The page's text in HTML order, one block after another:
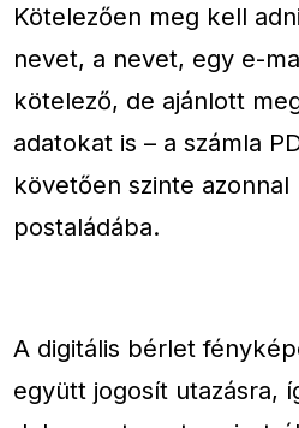
Kötelezően meg kell
nevet, a nevet, egy e-
kötelező, de ajánlott
adatokat is – a számla
követően szinte
postaládába.
A digitális bérlet
együtt jogosít utazásra,